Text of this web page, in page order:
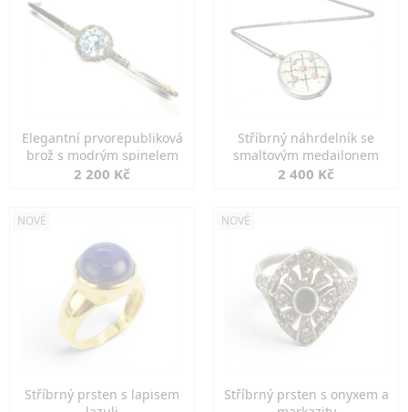
Elegantní prvorepubliková
brož s modrým spinelem
2 200 Kč
Stříbrný náhrdelník se
smaltovým medailonem
2 400 Kč
NOVÉ
Stříbrný prsten s lapisem
NOVÉ
Stříbrný prsten s onyxem a